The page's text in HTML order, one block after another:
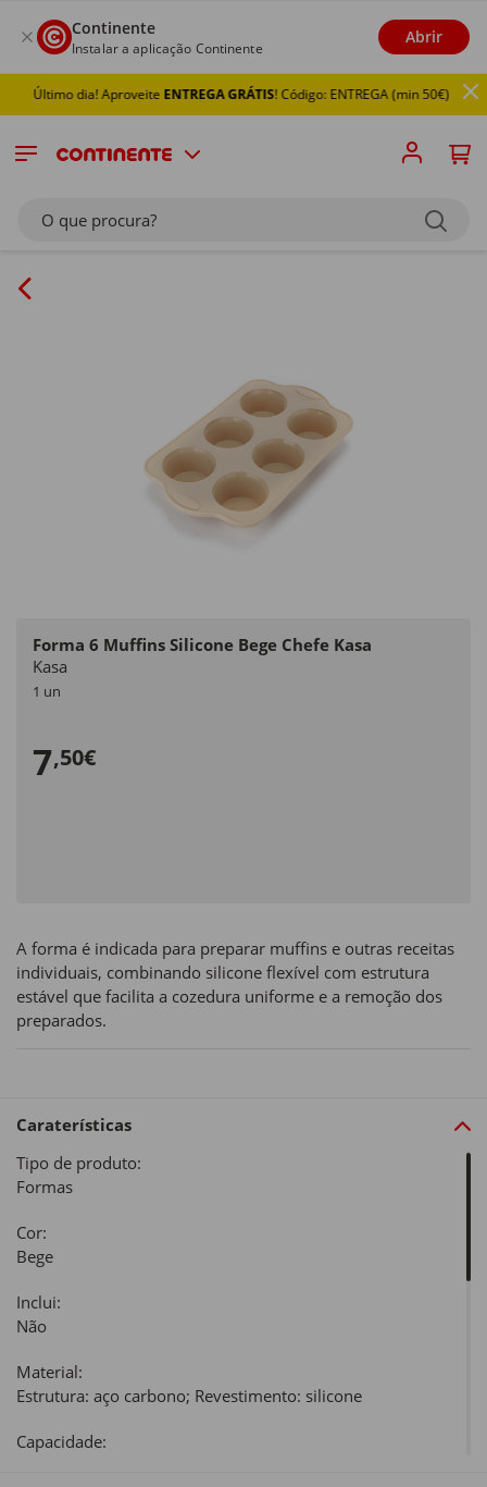
Continente
Instalar a aplicação Continente
Abrir
Último dia! AproveiteENTREGA GRÁTIS! Código: ENTREGA (min 50€)
O que procura?
Forma 6 Muffins Silicone Bege Chefe Kasa
Kasa
1 un
7,50€
A forma é indicada para preparar muffins e outras receitas
individuais, combinando silicone flexível com estrutura
estável que facilita a cozedura uniforme e a remoção dos
preparados.
Caraterísticas
Tipo de produto:
Formas
Cor:
Bege
Inclui:
Não
Material:
Estrutura: aço carbono; Revestimento: silicone
Capacidade: